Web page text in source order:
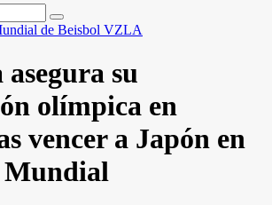
de Beisbol VZLA
asegura su
olímpica en
vencer a Japón en
Mundial